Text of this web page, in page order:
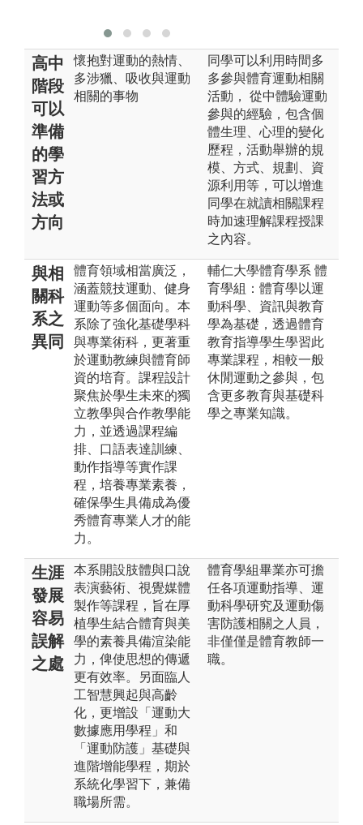
高中
階段
可以
準備
的學
習方
法或
方向
懷抱對運動的熱情、
多涉獵、吸收與運動
相關的事物
同學可以利用時間多
多參與體育運動相關
活動， 從中體驗運動
參與的經驗，包含個
體生理、心理的變化
歷程，活動舉辦的規
模、方式、規劃、資
源利用等，可以增進
同學在就讀相關課程
時加速理解課程授課
之內容。
與相
關科
系之
異同
體育領域相當廣泛，
涵蓋競技運動、健身
運動等多個面向。本
系除了強化基礎學科
與專業術科，更著重
於運動教練與體育師
資的培育。課程設計
聚焦於學生未來的獨
立教學與合作教學能
力，並透過課程編
排、口語表達訓練、
動作指導等實作課
程，培養專業素養，
確保學生具備成為優
秀體育專業人才的能
力。
輔仁大學體育學系 體
育學組：體育學以運
動科學、資訊與教育
學為基礎，透過體育
教育指導學生學習此
專業課程，相較一般
休閒運動之參與，包
含更多教育與基礎科
學之專業知識。
生涯
發展
容易
誤解
之處
本系開設肢體與口說
表演藝術、視覺媒體
製作等課程，旨在厚
植學生結合體育與美
學的素養具備渲染能
力，俾使思想的傳遞
更有效率。另面臨人
工智慧興起與高齡
化，更增設「運動大
數據應用學程」和
「運動防護」基礎與
進階增能學程，期於
系統化學習下，兼備
職場所需。
體育學組畢業亦可擔
任各項運動指導、運
動科學研究及運動傷
害防護相關之人員，
非僅僅是體育教師一
職。